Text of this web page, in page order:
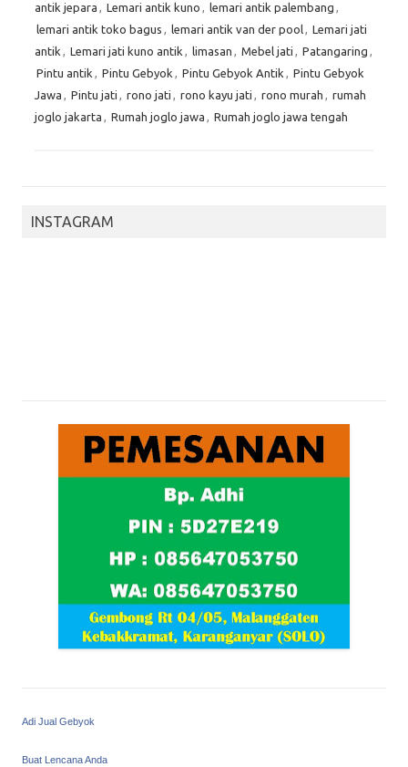
antik jepara , Lemari antik kuno , lemari antik palembang ,
lemari antik toko bagus , lemari antik van der pool, Lemari jati
antik , Lemari jati kuno antik , limasan , Mebel jati , Patangaring ,
Pintu antik , Pintu Gebyok , Pintu Gebyok Antik , Pintu Gebyok
Jawa , Pintu jati , rono jati , rono kayu jati , rono murah , rumah
joglo jakarta , Rumah joglo jawa , Rumah joglo jawa tengah
INSTAGRAM
Adi Jual Gebyok
Buat Lencana Anda